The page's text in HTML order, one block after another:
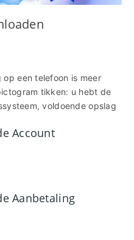
een telefoon is meer
tikken: u hebt de
voldoende opslag
in te loggen. Veel
beschikbaarheid,
of verouderde
kan maken met hun
voorbereidt, vermindert u
Hieronder vindt u
Account
Aanbetaling